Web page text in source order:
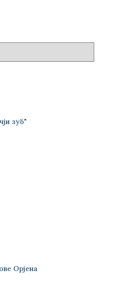
зуб"
Орјена